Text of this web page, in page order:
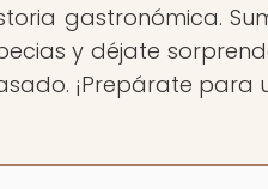
gastronómica.
y déjate
¡Prepárate para